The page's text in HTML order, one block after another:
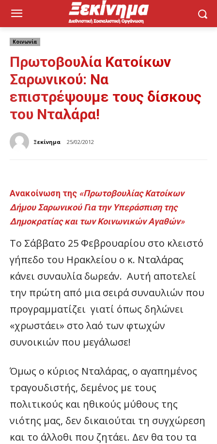
Κοινωνία
Πρωτοβουλία Κατοίκων
Σαρωνικού: Να
επιστρέψουμε τους δίσκους
του Νταλάρα!
Ξεκίνημα 25/02/2012
Ανακοίνωση της «Πρωτοβουλίας Κατοίκων
Δήμου Σαρωνικού Για την Υπεράσπιση της
Δημοκρατίας και των Κοινωνικών Αγαθών»
Το Σάββατο 25 Φεβρουαρίου στο κλειστό
γήπεδο του Ηρακλείου ο κ. Νταλάρας
κάνει συναυλία δωρεάν. Αυτή αποτελεί
την πρώτη από μια σειρά συναυλιών που
προγραμματίζει γιατί όπως δηλώνει
«χρωστάει» στο λαό των φτωχών
συνοικιών που μεγάλωσε!
Όμως ο κύριος Νταλάρας, ο αγαπημένος
τραγουδιστής, δεμένος με τους
πολιτικούς και ηθικούς μύθους της
νιότης μας, δεν δικαιούται τη συγχώρεση
και το άλλοθι που ζητάει. Δεν θα του τα